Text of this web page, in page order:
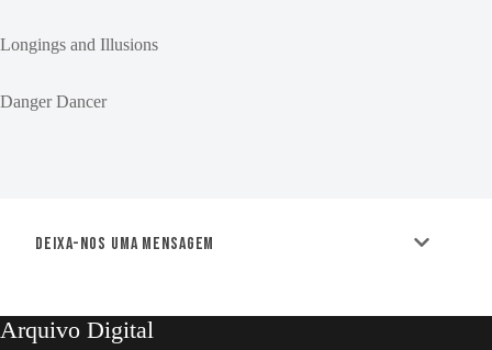
Longings and Illusions
Danger Dancer
Deixa-nos uma mensagem
Arquivo Digital